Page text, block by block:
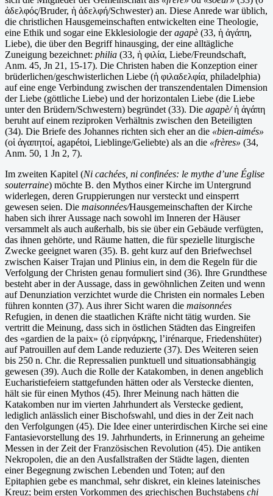
ἀδελφός/Bruder, ἡ ἀδελφή/Schwester) an. Diese Anrede war üblich,
die christlichen Hausgemeinschaften entwickelten eine Theologie,
eine Ethik und sogar eine Ekklesiologie deragapè (33, ἡ ἀγάπη,
Liebe), die über den Begriff hinausging, der eine alltägliche
Zuneigung bezeichnet: philia (33, ἡ φιλία, Liebe/Freundschaft,
Anm. 45, Jn 21, 15-17). Die Christen haben die Konzeption einer
brüderlichen/geschwisterlichen Liebe (ἡ φιλαδελφία philadelphia)
auf eine enge Verbindung zwischen der transzendentalen Dimension
der Liebe (göttliche Liebe) und der horizontalen Liebe (die Liebe
unter den Brüdern/Schwestern) begründet (33). Die agapè/ἡ ἀγάπη
beruht auf einem reziproken Verhältnis zwischen den Beteiligten
(34). Die Briefe des Johannes richten sich eher an die «bien-aimés»
(οἱ ἀγαπητοί, agapétoi, Lieblinge/Geliebte) als an die «frères» (34,
Anm. 50, 1 Jn 2, 7).
Im zweiten Kapitel (Ni cachées, ni confinées: le mythe d’une Église
souterraine) möchte B. den Mythos einer Kirche im Untergrund
widerlegen, deren Gruppierungen nur versteckt und einsperrt
gewesen seien. Die maisonnées/Hausgemeinschaften der Kirche
haben sich ihrer Aussage nach sowohl im Inneren der Häuser
versammelt als auch außerhalb, bis sie über ein Gebäude verfügten,
das ihnen gehörte, und Räume hatten, die für spezielle liturgische
Zwecke geeignet waren (35). B. geht kurz auf den Briefwechsel
zwischen Kaiser Trajan und Plinius ein, in dem die Regeln für die
Verfolgung der Christen genau formuliert sind (36). Ihre Grundthese
besteht aber in der Aussage, dass in gewöhnlichen Zeiten und wenn
auf Denunziation verzichtet wurde die Christen ein normales Leben
führen konnten (37). Aus ihrer Sicht waren die maisonnées
Refugien, in denen die staatlichen Kräfte nicht tätig wurden. Sie
vertritt die Meinung, dass sich in östlichen Städten das Eingreifen
des «gardien de la paix» (ὁ εἰρηνάρκης, l’irénarque, Friedenshüter)
auf Patrouillen auf dem Lande reduzierte (37). Des Weiteren seien
bis 250 n. Chr. die Repressalien punktuell und situationsabhängig
gewesen (39). Auch die Rolle der Katakomben, in denen angeblich
Eucharistiefeiern stattgefunden hätten oder als Verstecke dienten,
hält sie für einen Mythos (45). Ihrer Meinung nach hätten die
Katakomben nur im vierten Jahrhundert als Verstecke gedient,
lediglich anlässlich einer Bischofswahl, und dies in der Zeit nach
den Verfolgungen (45). Die Idee einer unterirdischen Kirche sei eine
Fantasievorstellung des 19. Jahrhunderts, in Erinnerung an geheime
Messen in der Zeit der Französischen Revolution (45). Die antiken
Nekropolen, die an den Ausfallstraßen der Städte lagen, dienten
einer Begegnung zwischen Lebenden und Toten; auf den
Epitaphien gebe es manchmal, sehr diskret, ein kleines lateinisches
Kreuz; beim ersten Vorkommen des griechischen Buchstabens chi